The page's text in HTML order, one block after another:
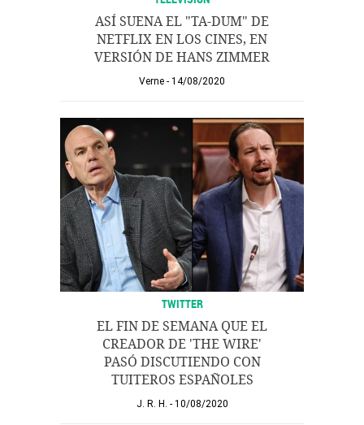
ASÍ SUENA EL "TA-DUM" DE
NETFLIX EN LOS CINES, EN
VERSIÓN DE HANS ZIMMER
Verne 14/08/2020
TWITTER
EL FIN DE SEMANA QUE EL
CREADOR DE 'THE WIRE'
PASÓ DISCUTIENDO CON
TUITEROS ESPAÑOLES
J. R. H. 10/08/2020